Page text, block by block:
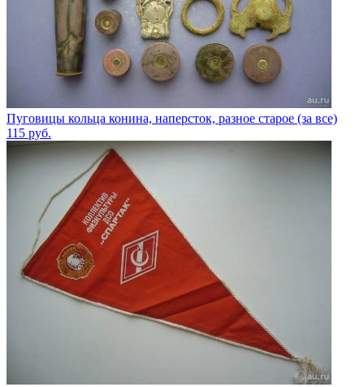
Пуговицы кольца конина, наперсток, разное старое (за все)
115 руб.